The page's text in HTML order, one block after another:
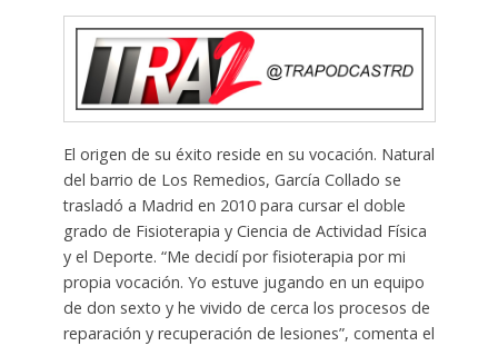
El origen de su éxito reside en su vocación. Natural
del barrio de Los Remedios, García Collado se
trasladó a Madrid en 2010 para cursar el doble
grado de Fisioterapia y Ciencia de Actividad Física
y el Deporte. “Me decidí por fisioterapia por mi
propia vocación. Yo estuve jugando en un equipo
de don sexto y he vivido de cerca los procesos de
reparación y recuperación de lesiones”, comenta el